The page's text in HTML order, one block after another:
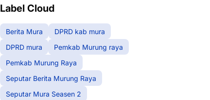
Label Cloud
Berita Mura
DPRD kab mura
DPRD mura
Pemkab Murung raya
Pemkab Murung Raya
Seputar Berita Murung Raya
Seputar Mura Seasen 2